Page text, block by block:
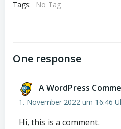
Tags:
No Tag
One response
A WordPress
1. November 2022 um 16:46
Hi, this is a comment.